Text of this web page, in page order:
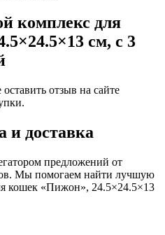
комплекс для
см, с 3
отзыв на сайте
и доставка
предложений от
Мы помогаем найти лучшую
кошек «Пижон», 24.5×24.5×13